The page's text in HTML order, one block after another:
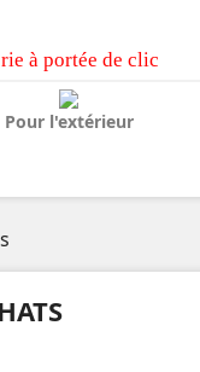
à portée de clic
Pour l'extérieur